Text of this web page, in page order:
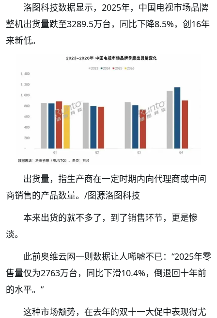
洛图科技数据显示， 2025年，中国电视市场品牌
整机出货量跌至3289.5万台，同比下降8.5%，创16年
来新低。
出货量， 指生产商在一定时期内向代理商或中间
商销售的产品数量。 /图源洛图科技
本来出货的就不多了，到了销售环节，更是惨
淡。
此前奥维云网一则数据让人唏嘘不已： “2025年零
售量仅为2763万台，同比下滑10.4%，倒退回十年前
的水平。”
这种市场颓势，在去年的双十一大促中表现得尤